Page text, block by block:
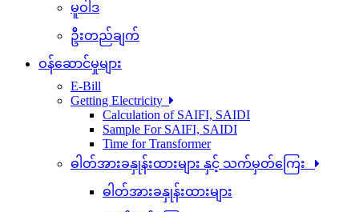
မူဝါဒ
ဦးတည်ချက်
ဝန်ဆောင်မှုများ
E-Bill
Getting Electricity
Calculation of SAIFI, SAIDI
Sample For SAIFI, SAIDI
Time for Transformer
ဓါတ်အားခနှုန်းထားများ နှင့် သက်မှတ်ကြေး
ဓါတ်အားခနှုန်းထားများ